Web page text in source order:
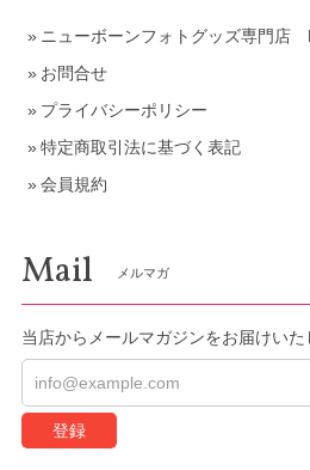
ニューボーンフォトグッズ専門店
お問合せ
プライバシーポリシー
特定商取引法に基づく表記
会員規約
Mail メルマガ
当店からメールマガジンをお届けいた
登録